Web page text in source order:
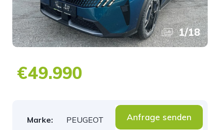
1/18
€49.990
Marke:
PEUGEOT
Anfrage senden